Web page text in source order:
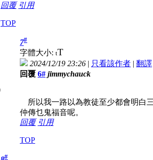
回覆 引用
TOP
7#
字體大小: tT
2024/12/19 23:26 | 只看該作者 | 翻譯
回覆 6# jimmychauck
所以我一路以為教徒至少都會明白
仲傳乜鬼福音呢。
回覆 引用
TOP
#